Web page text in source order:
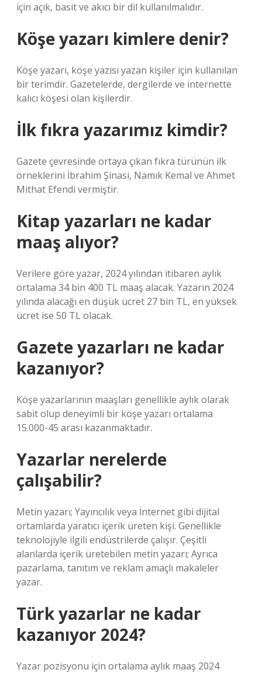
için açık, basit ve akıcı bir dil kullanılmalıdır.
Köşe yazarı kimlere denir?
Köşe yazarı, köşe yazısı yazan kişiler için kullanılan
bir terimdir. Gazetelerde, dergilerde ve internette
kalıcı köşesi olan kişilerdir.
İlk fıkra yazarımız kimdir?
Gazete çevresinde ortaya çıkan fıkra türünün ilk
örneklerini İbrahim Şinasi, Namık Kemal ve Ahmet
Mithat Efendi vermiştir.
Kitap yazarları ne kadar
maaş alıyor?
Verilere göre yazar, 2024 yılından itibaren aylık
ortalama 34 bin 400 TL maaş alacak. Yazarın 2024
yılında alacağı en düşük ücret 27 bin TL, en yüksek
ücret ise 50 TL olacak.
Gazete yazarları ne kadar
kazanıyor?
Köşe yazarlarının maaşları genellikle aylık olarak
sabit olup deneyimli bir köşe yazarı ortalama
15.000-45 arası kazanmaktadır.
Yazarlar nerelerde
çalışabilir?
Metin yazarı; Yayıncılık veya İnternet gibi dijital
ortamlarda yaratıcı içerik üreten kişi. Genellikle
teknolojiyle ilgili endüstrilerde çalışır. Çeşitli
alanlarda içerik üretebilen metin yazarı; Ayrıca
pazarlama, tanıtım ve reklam amaçlı makaleler
yazar.
Türk yazarlar ne kadar
kazanıyor 2024?
Yazar pozisyonu için ortalama aylık maaş 2024